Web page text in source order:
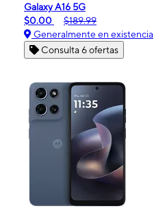
Galaxy A16 5G
$0.00
$189.99
Generalmente en existencia
Consulta 6 ofertas